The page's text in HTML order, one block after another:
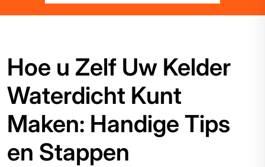
Hoe u Zelf Uw Kelder
Waterdicht Kunt
Maken: Handige Tips
en Stappen